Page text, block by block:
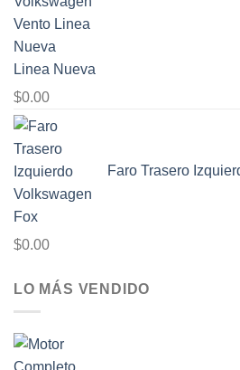
Linea Nueva
$0.00
Faro Trasero
$0.00
LO MÁS VENDIDO